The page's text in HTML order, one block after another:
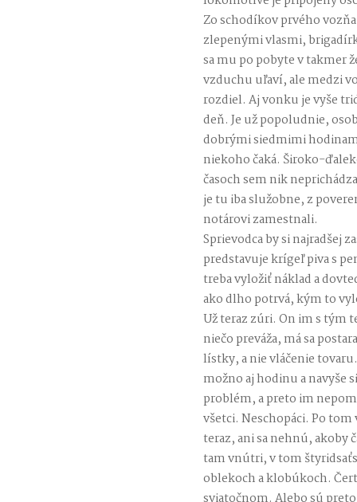
Zo schodíkov prvého
zlepenými vlasmi,
sa mu po pobyte v takmer
vzduchu uľaví, ale medzi
rozdiel. Aj vonku je vyše
deň. Je už popoludnie,
dobrými siedmimi
niekoho čaká. Široko-
časoch sem nik
je tu iba služobne, z
notárovi zamestnali.
Sprievodca by si najradšej
predstavuje krígeľ piva s
treba vyložiť náklad a
ako dlho potrvá, kým to
Už teraz zúri. On im s tým
niečo preváža, má sa
lístky, a nie vláčenie
možno aj hodinu a navyše
problém, a preto im
všetci. Neschopáci. Po
teraz, ani sa nehnú, akoby
tam vnútri, v tom
oblekoch a klobúkoch.